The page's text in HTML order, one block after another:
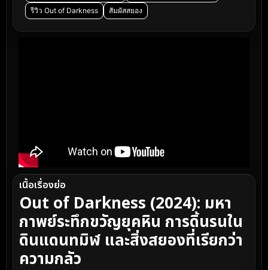
รีวิว Out of Darkness
สัมผัสสยอง
เนื้อเรื่องย่อ
Out of Darkness (2024): มหา
กาพย์ระทึกขวัญยุคหิน การดิ้นรนใน
ดินแดนทมิฬ และสิ่งสยองที่เรียกว่า
ความกลัว